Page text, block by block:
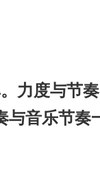
力度与节
与音乐节奏